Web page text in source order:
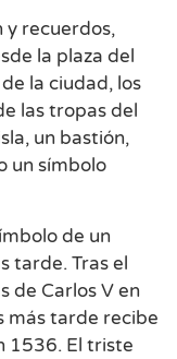
y recuerdos,
la plaza del
la ciudad, los
las tropas del
un bastión,
un símbolo
de un
tarde. Tras el
de Carlos V en
más tarde recibe
1536. El triste